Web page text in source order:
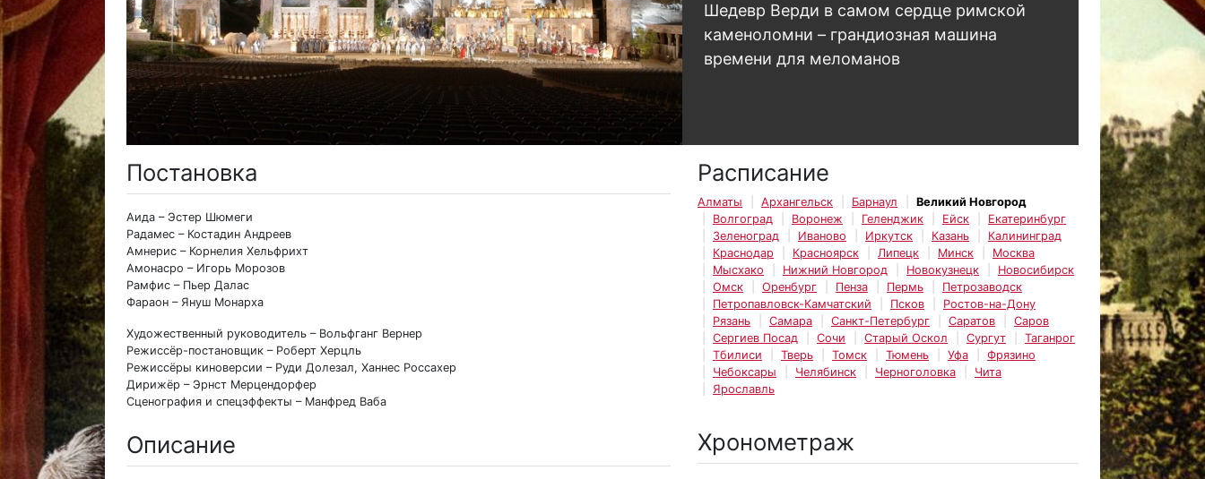
Шедевр Верди в самом сердце римской
каменоломни – грандиозная машина
времени для меломанов
Постановка
Аида – Эстер Шюмеги
Радамес – Костадин Андреев
Амнерис – Корнелия Хельфрихт
Амонасро – Игорь Морозов
Рамфис – Пьер Далас
Фараон – Януш Монарха
Художественный руководитель – Вольфганг Вернер
Режиссёр-постановщик – Роберт Херцль
Режиссёры киноверсии – Руди Долезал, Ханнес Россахер
Дирижёр – Эрнст Мерцендорфер
Сценография и спецэффекты – Манфред Ваба
Описание
Расписание
Алматы Архангельск Барнаул
Великий Новгород
Волгоград
Воронеж Геленджик Ейск
Екатеринбург
Зеленоград
Иваново Иркутск Казань
Калининград
Краснодар
Красноярск Липецк Минск
Москва
Мысхако
Нижний Новгород Новокузнецк
Новосибирск
Омск
Оренбург Пенза Пермь
Петрозаводск
Петропавловск-Камчатский
Псков
Ростов-на-Дону
Рязань
Самара Санкт-Петербург Саратов
Саров
Сергиев Посад
Сочи Старый Оскол Сургут
Таганрог
Тбилиси
Тверь Томск Тюмень Уфа
Фрязино
Чебоксары
Челябинск Черноголовка
Чита
Ярославль
Хронометраж